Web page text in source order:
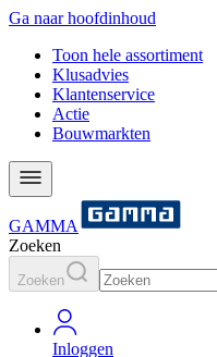
Ga naar hoofdinhoud
Toon hele assortiment
Klusadvies
Klantenservice
Actie
Bouwmarkten
GAMMA
Zoeken
Zoeken
Inloggen